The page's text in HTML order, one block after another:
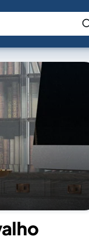
Buscar no Jus